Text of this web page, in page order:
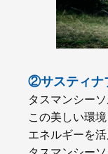
②サスティナ
タスマンシー
この美しい環
エネルギーを活